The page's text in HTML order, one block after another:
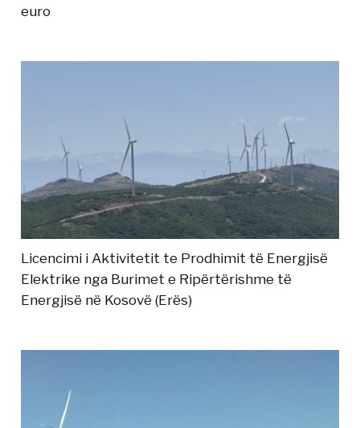
euro
Licencimi i Aktivitetit te Prodhimit të Energjisë
Elektrike nga Burimet e Ripërtërishme të
Energjisë në Kosovë (Erës)